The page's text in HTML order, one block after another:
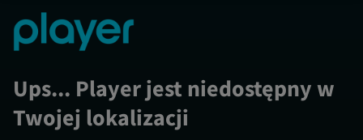
Ups... Player jest niedostępny w
Twojej lokalizacji